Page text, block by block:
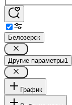
Белозерск
Другие параметры1
График